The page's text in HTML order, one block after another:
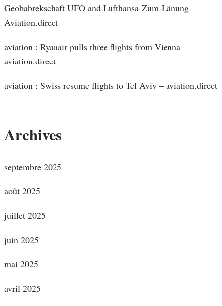
Geobabrekschaft UFO and Lufthansa-Zum-Länung-
Aviation.direct
aviation : Ryanair pulls three flights from Vienna –
aviation.direct
aviation : Swiss resume flights to Tel Aviv – aviation.direct
Archives
septembre 2025
août 2025
juillet 2025
juin 2025
mai 2025
avril 2025